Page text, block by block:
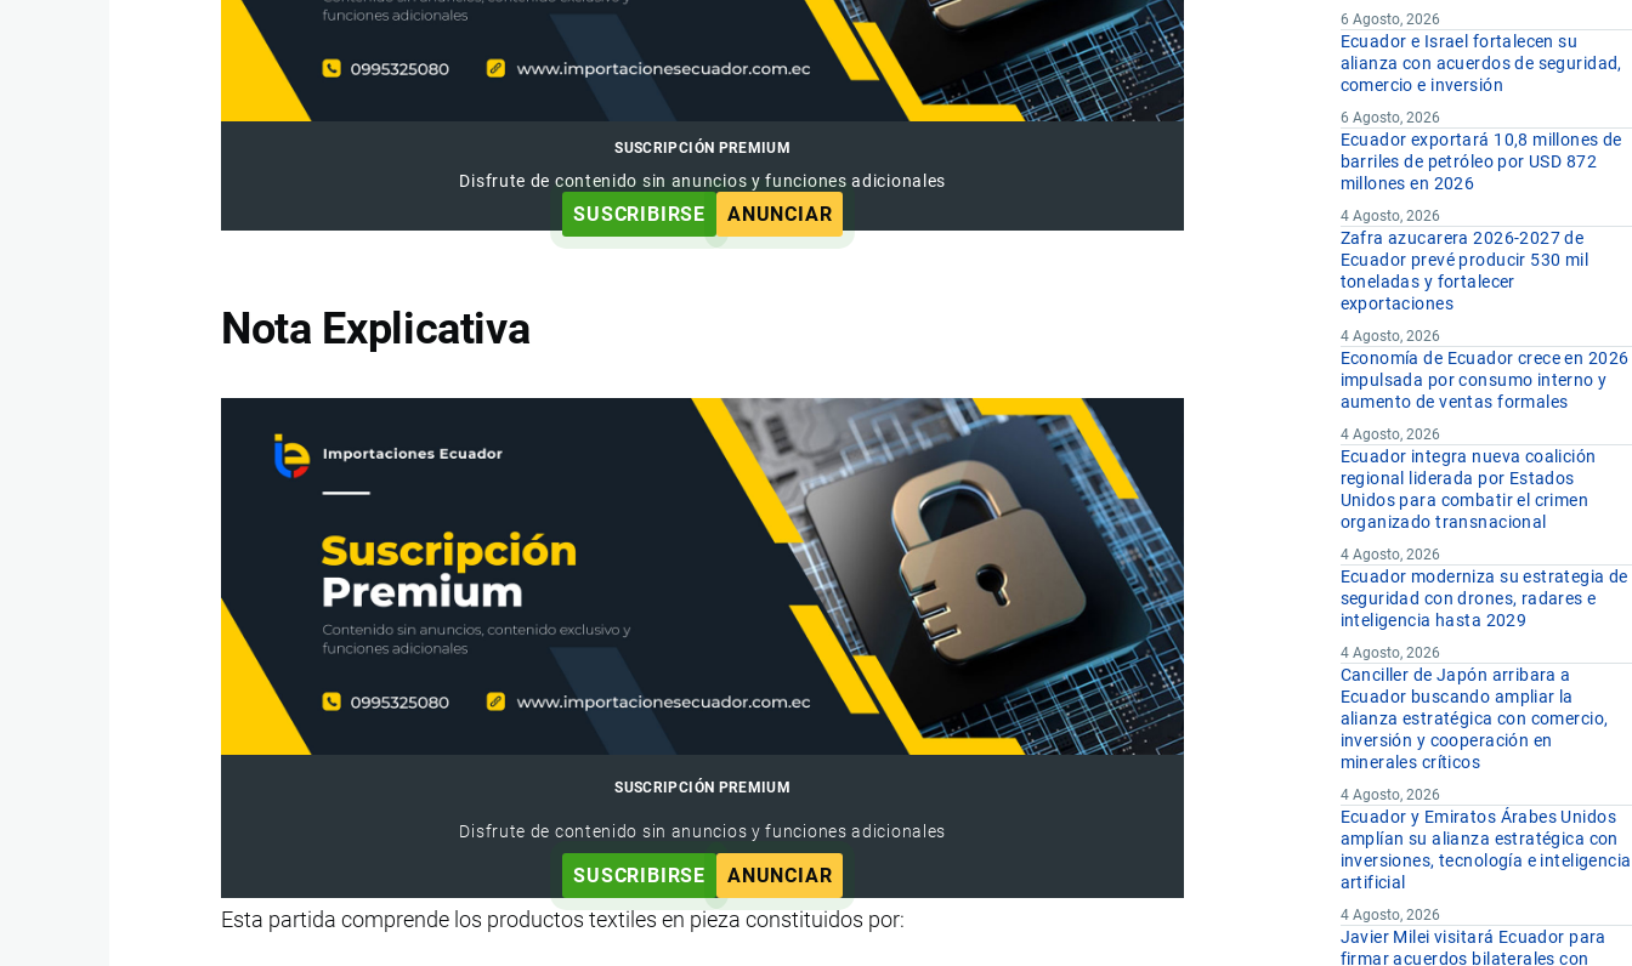
SUSCRIPCIÓN PREMIUM
Disfrute de contenido sin anuncios y funciones adicionales
SUSCRIBIRSE ANUNCIAR
Nota Explicativa
SUSCRIPCIÓN PREMIUM
Disfrute de contenido sin anuncios y funciones adicionales
SUSCRIBIRSE ANUNCIAR
Esta partida comprende los productos textiles en pieza constituidos por:
6 Agosto, 2026
Ecuador e Israel fortalecen su
alianza con acuerdos de seguridad,
comercio e inversión
6 Agosto, 2026
Ecuador exportará 10,8 millones de
barriles de petróleo por USD 872
millones en 2026
4 Agosto, 2026
Zafra azucarera 2026-2027 de
Ecuador prevé producir 530 mil
toneladas y fortalecer
exportaciones
4 Agosto, 2026
Economía de Ecuador crece en 2026
impulsada por consumo interno y
aumento de ventas formales
4 Agosto, 2026
Ecuador integra nueva coalición
regional liderada por Estados
Unidos para combatir el crimen
organizado transnacional
4 Agosto, 2026
Ecuador moderniza su estrategia de
seguridad con drones, radares e
inteligencia hasta 2029
4 Agosto, 2026
Canciller de Japón arribara a
Ecuador buscando ampliar la
alianza estratégica con comercio,
inversión y cooperación en
minerales críticos
4 Agosto, 2026
Ecuador y Emiratos Árabes Unidos
amplían su alianza estratégica con
inversiones, tecnología e inteligencia
artificial
4 Agosto, 2026
Javier Milei visitará Ecuador para
firmar acuerdos bilaterales con